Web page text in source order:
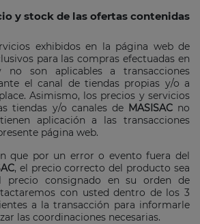
y stock de las ofertas contenidas
exhibidos en la página web de
para las compras efectuadas en
no son aplicables a transacciones
el canal de tiendas propias y/o a
Asimismo, los precios y servicios
tiendas y/o canales de MASISACno
aplicación a las transacciones
página web.
que por un error o evento fuera del
, el precio correcto del producto sea
precio consignado en su orden de
con usted dentro de los 3
a la transacción para informarle
las coordinaciones necesarias.